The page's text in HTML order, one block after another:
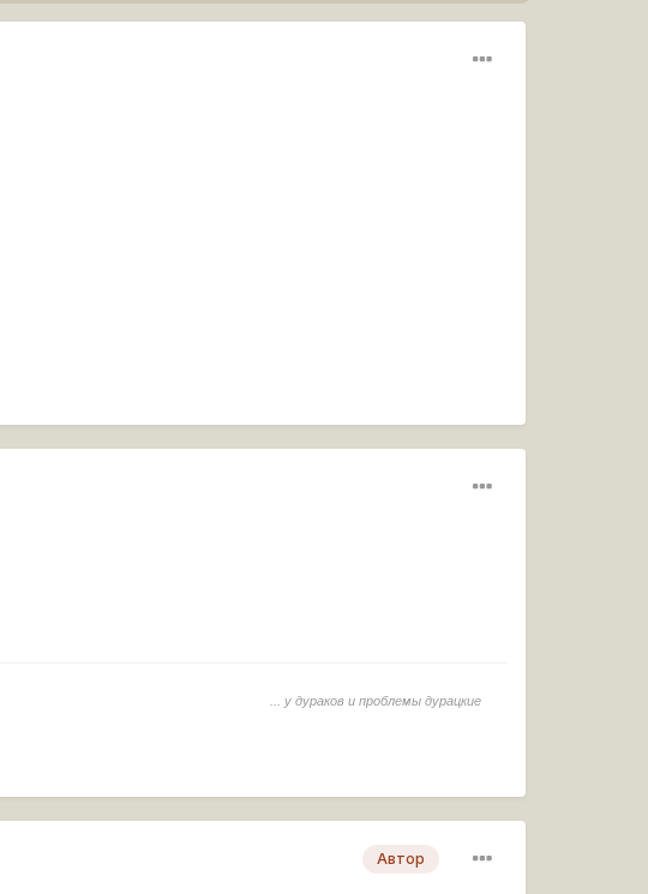
... у дураков и проблемы дурацкие
Автор